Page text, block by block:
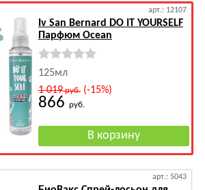
арт.: 12107
Iv San Bernard DO IT YOURSELF
Парфюм Ocean
125мл
1 019руб.(-15%)
866 руб.
арт.: 5043